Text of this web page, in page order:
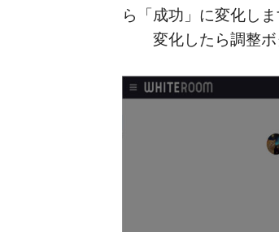
ら「成功」に変化しま
変化したら調整ボ